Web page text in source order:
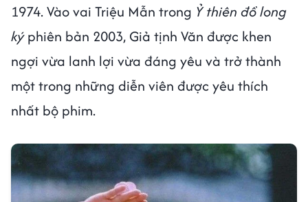
1974. Vào vai Triệu Mẫn trong Ỷ thiên đồ long
kýphiên bản 2003, Giả tịnh Văn được khen
ngợi vừa lanh lợi vừa đáng yêu và trở thành
một trong những diễn viên được yêu thích
nhất bộ phim.